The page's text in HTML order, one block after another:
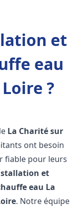
et
eau
?
La Charité sur
ont besoin
fiable pour leurs
et
eau La
. Notre équipe